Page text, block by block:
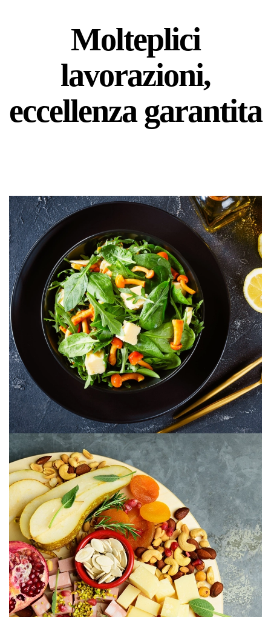
Molteplici
lavorazioni,
eccellenza garantita